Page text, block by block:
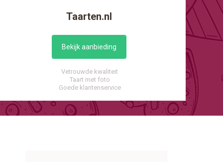
Taarten.nl
Bekijk aanbieding
Vetrouwde kwaliteit
Taart met foto
Goede klantenservice